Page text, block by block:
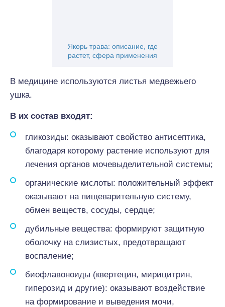
Якорь трава: описание, где
растет, сфера применения
В медицине используются листья медвежьего
ушка.
В их состав входят:
гликозиды: оказывают свойство антисептика,
благодаря которому растение используют для
лечения органов мочевыделительной системы;
органические кислоты: положительный эффект
оказывают на пищеварительную систему,
обмен веществ, сосуды, сердце;
дубильные вещества: формируют защитную
оболочку на слизистых, предотвращают
воспаление;
биофлавоноиды (квертецин, мирицитрин,
гиперозид и другие): оказывают воздействие
на формирование и выведения мочи,